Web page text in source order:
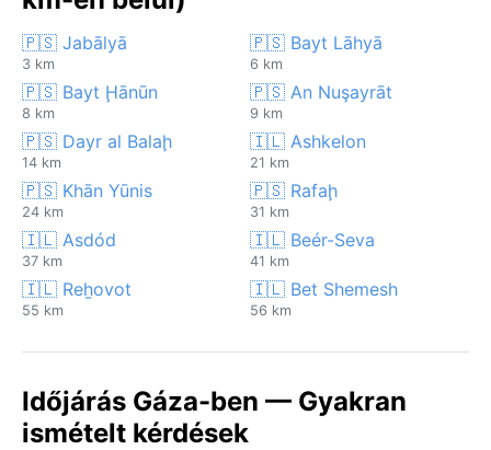
🇵🇸 Jabālyā
3 km
🇵🇸 Bayt Lāhyā
6 km
🇵🇸 Bayt Ḩānūn
8 km
🇵🇸 An Nuşayrāt
9 km
🇵🇸 Dayr al Balaḩ
14 km
🇮🇱 Ashkelon
21 km
🇵🇸 Khān Yūnis
24 km
🇵🇸 Rafaḩ
31 km
🇮🇱 Asdód
37 km
🇮🇱 Beér-Seva
41 km
🇮🇱 Reẖovot
55 km
🇮🇱 Bet Shemesh
56 km
Időjárás Gáza-ben — Gyakran
ismételt kérdések